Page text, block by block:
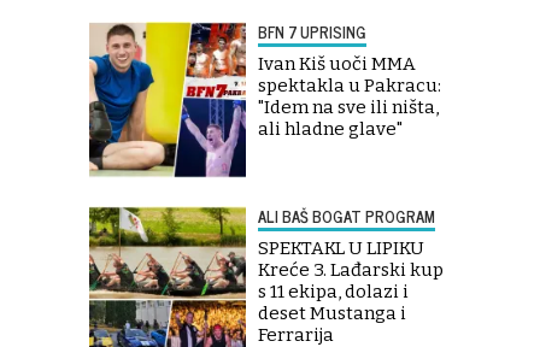
BFN 7 UPRISING
Ivan Kiš uoči MMA
spektakla u Pakracu:
"Idem na sve ili ništa,
ali hladne glave"
ALI BAŠ BOGAT PROGRAM
SPEKTAKL U LIPIKU
Kreće 3. Lađarski kup
s 11 ekipa, dolazi i
deset Mustanga i
Ferrarija